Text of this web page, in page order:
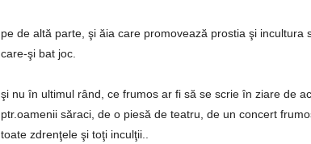
pe de altă parte, şi ăia care promovează prostia şi
care-şi bat joc.
şi nu în ultimul rând, ce frumos ar fi să se scrie în ziare de
ptr.oamenii săraci, de o piesă de teatru, de un concert
toate zdrenţele şi toţi inculţii..